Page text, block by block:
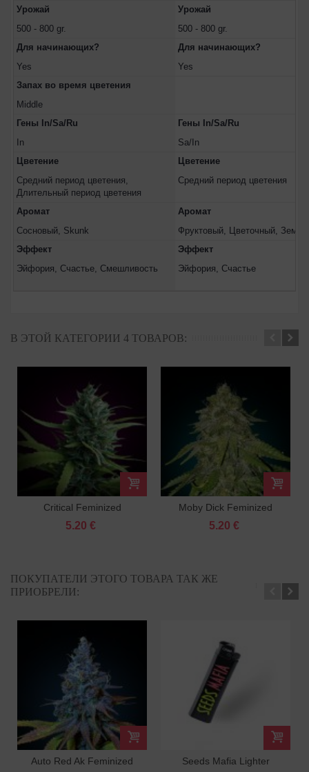
Урожай
500 - 800 gr.
Урожай
500 - 800 gr.
Для начинающих?
Yes
Для начинающих?
Yes
Запах во время цветения
Middle
Гены In/Sa/Ru
In
Гены In/Sa/Ru
Sa/In
Цветение
Средний период цветения,
Длительный период цветения
Цветение
Средний период цветения
Аромат
Сосновый, Skunk
Аромат
Фруктовый, Цветочный,
Эффект
Эйфория, Счастье, Смешливость
Эффект
Эйфория, Счастье
В ЭТОЙ КАТЕГОРИИ 4 ТОВАРОВ:
Critical Feminized
5.20 €
Moby Dick Feminized
5.20 €
ПОКУПАТЕЛИ ЭТОГО ТОВАРА ТАК ЖЕ
ПРИОБРЕЛИ:
Auto Red Ak Feminized Seeds Mafia Lighter